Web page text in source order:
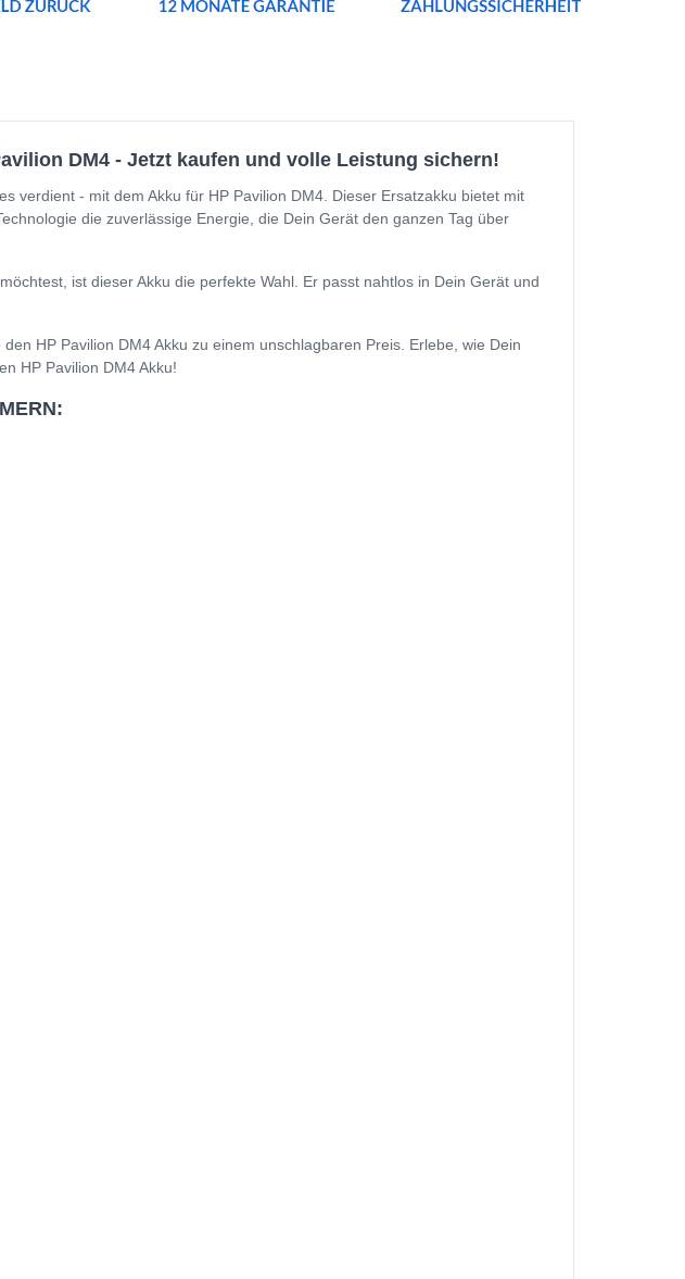
DM4 - Jetzt kaufen und volle Leistung sichern!
verdient - mit dem Akku für HP Pavilion DM4. Dieser Ersatzakku bietet mit
die zuverlässige Energie, die Dein Gerät den ganzen Tag über
ist dieser Akku die perfekte Wahl. Er passt nahtlos in Dein Gerät und
HP Pavilion DM4 Akku zu einem unschlagbaren Preis. Erlebe, wie Dein
HP Pavilion DM4 Akku!